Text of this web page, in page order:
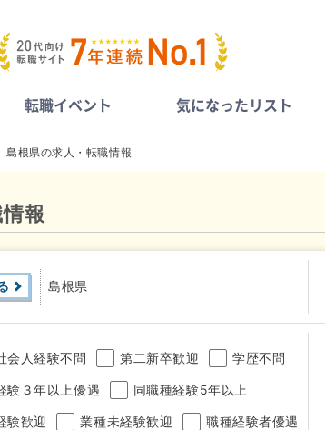
転職イベント 気になったリスト
島根県の求人・転職情報
報
島根県
会人経験不問 第二新卒歓迎 学歴不問
験３年以上優遇 同職種経験5年以上
験歓迎 業種未経験歓迎 職種経験者優遇